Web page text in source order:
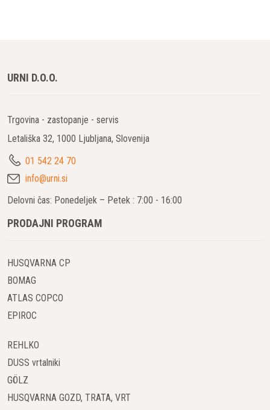
URNI D.O.O.
Trgovina - zastopanje - servis
Letališka 32, 1000 Ljubljana, Slovenija
01 542 24 70
info@urni.si
Delovni čas: Ponedeljek – Petek : 7:00 - 16:00
PRODAJNI PROGRAM
HUSQVARNA CP
BOMAG
ATLAS COPCO
EPIROC
REHLKO
DUSS vrtalniki
GÖLZ
HUSQVARNA GOZD, TRATA, VRT